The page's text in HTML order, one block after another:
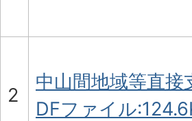
2
中山間地域等直接
DFファイル